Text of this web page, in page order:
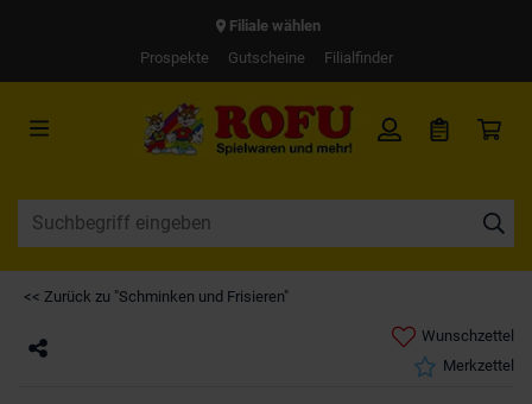
Filiale wählen
Prospekte
Gutscheine Filialfinder
<< Zurück zu "Schminken und Frisieren"
Wunschzettel
Merkzettel